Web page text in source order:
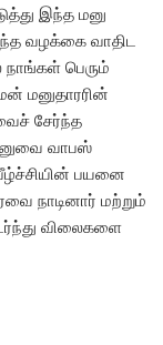
இந்த மனு
வழக்கை வாதிட
நாங்கள் பெரும்
மனுதாரரின்
சேர்ந்த
வாபஸ்
பயனை
நாடினார் மற்றும்
விலைகளை